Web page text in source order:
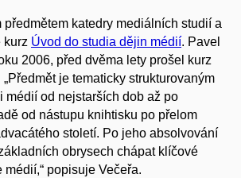
předmětem katedry mediálních studií a
kurz Úvod do studia dějin médií. Pavel
2006, před dvěma lety prošel kurz
je tematicky strukturovaným
médií od nejstarších dob až po
od nástupu knihtisku po přelom
století. Po jeho absolvování
obrysech chápat klíčové
popisuje Večeřa.